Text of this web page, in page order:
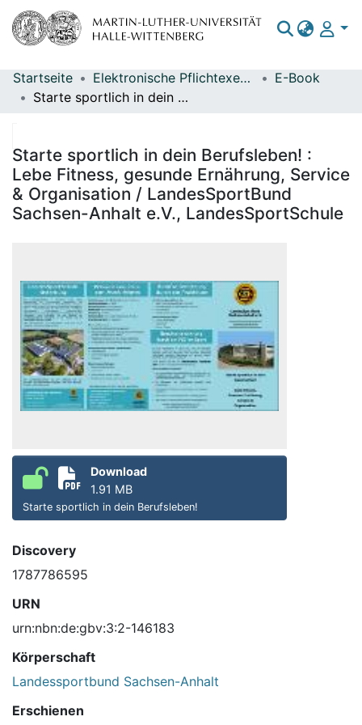
Bereiche & Sammlungen
Statistiken
Startseite Elektronische Pflichtexemplare
E-Book
Starte sportlich in dein Berufsleben! : Lebe Fitness, gesunde Ernährung, Service & Organisation / LandesSportBund Sachsen-Anhalt e.V., LandesSportSchule
Starte sportlich in dein Berufsleben! :
Lebe Fitness, gesunde Ernährung, Service
& Organisation / LandesSportBund
Sachsen-Anhalt e.V., LandesSportSchule
Download
1.91 MB
Starte sportlich in dein Berufsleben!
Discovery
1787786595
URN
urn:nbn:de:gbv:3:2-146183
Körperschaft
Landessportbund Sachsen-Anhalt
Erschienen